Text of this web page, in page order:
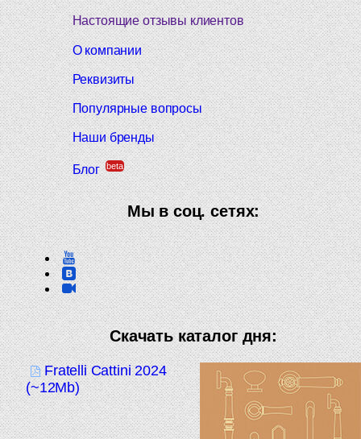
Настоящие отзывы клиентов
О компании
Реквизиты
Популярные вопросы
Наши бренды
Блог beta
Мы в соц. сетях:
Скачать каталог дня:
Fratelli Cattini 2024
(~12Mb)